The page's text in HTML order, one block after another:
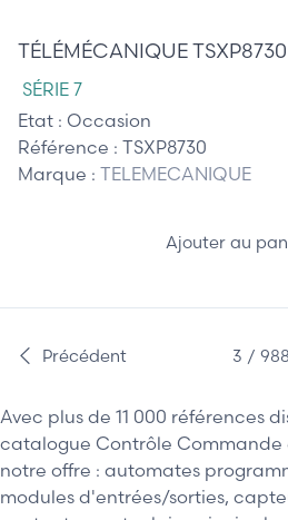
Avec plus de 11 000 références
catalogue Contrôle Commande
notre offre : automates
modules d'entrées/sorties,
TÉLÉMÉCANIQUE TSXP8730
SÉRIE 7
Etat : Occasion
Référence : TSXP8730
Marque : TELEMECANIQUE
Ajouter au
Précédent 3 / 988